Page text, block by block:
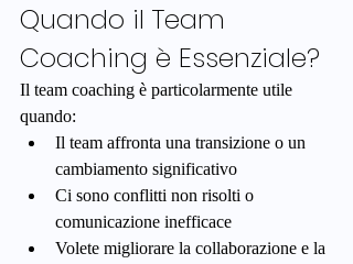
Quando il Team
Coaching è Essenziale?
Il team coaching è particolarmente utile
quando:
Il team affronta una transizione o un
cambiamento significativo
Ci sono conflitti non risolti o
comunicazione inefficace
Volete migliorare la collaborazione e la